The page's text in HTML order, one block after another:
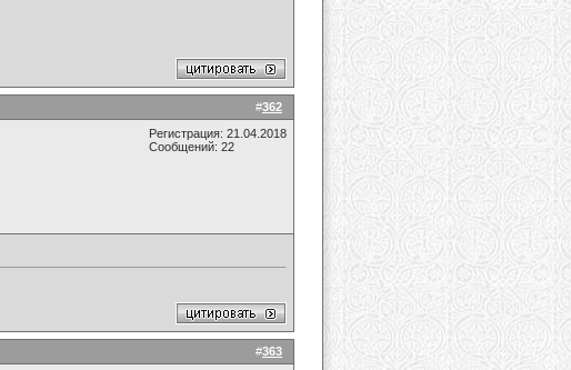
#362
Регистрация: 21.04.2018
Сообщений: 22
#363